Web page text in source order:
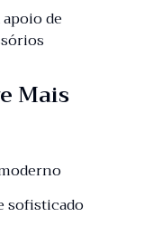
de
Mais
sofisticado